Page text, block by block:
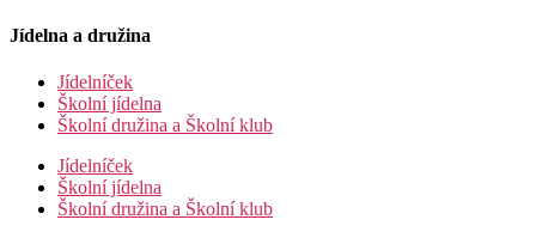
Jídelna a družina
Jídelníček
Školní jídelna
Školní družina a Školní klub
Jídelníček
Školní jídelna
Školní družina a Školní klub